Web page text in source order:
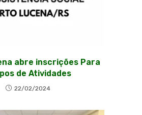
abre inscrições Para
de Atividades
22/02/2024